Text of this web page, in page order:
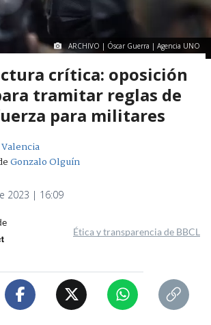
ARCHIVO | Óscar Guerra | Agencia UNO
crítica: oposición
tramitar reglas de
para militares
Valencia
Gonzalo Olguín
2023 | 16:09
Ética y transparencia de BBCL